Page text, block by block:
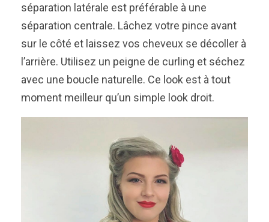
séparation latérale est préférable à une
séparation centrale. Lâchez votre pince avant
sur le côté et laissez vos cheveux se décoller à
l’arrière. Utilisez un peigne de curling et séchez
avec une boucle naturelle. Ce look est à tout
moment meilleur qu’un simple look droit.